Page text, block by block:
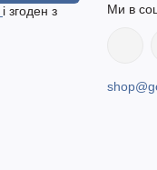
і згоден з
Ми в